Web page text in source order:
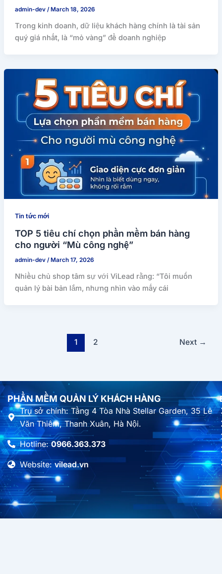
admin-dev /March 18, 2026
Trong kinh doanh, dữ liệu khách hàng chính là tài sản
quý giá nhất, là “mỏ vàng” để doanh nghiệp
Tin tức mới
TOP 5 tiêu chí chọn phần mềm bán hàng
cho người “Mù công nghệ”
admin-dev /March 17, 2026
Nhiều chủ shop tâm sự với ViLead rằng: “Tôi muốn
quản lý bài bản lắm, nhưng nhìn vào mấy cái
1 2 Next →
PHẦN MỀM QUẢN LÝ KHÁCH HÀNG
Trụ sở chính: Tầng 4 Tòa Nhà Stellar Garden, 35 Lê
Văn Thiêm, Thanh Xuân, Hà Nội.
Hotline:0966.363.373
Website:vilead.vn